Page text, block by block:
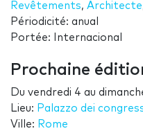
Revêtements, Architecte
Périodicité: anual
Portée: Internacional
Prochaine
Du vendredi 4 au
Lieu: Palazzo dei
Ville: Rome